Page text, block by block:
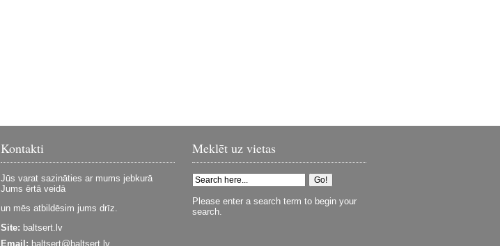
Meklēt uz vietas
Please enter a search term to begin your
search.
Kontakti
Jūs varat sazināties ar mums jebkurā
Jums ērtā veidā
un mēs atbildēsim jums drīz.
Site: baltsert.lv
Email: baltsert@baltsert.lv